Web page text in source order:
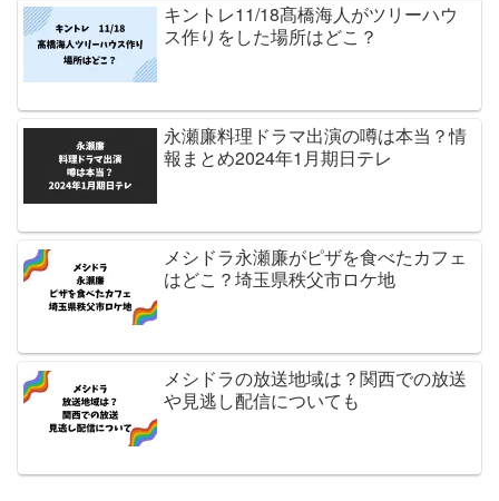
キントレ11/18髙橋海人がツリーハウ
ス作りをした場所はどこ？
永瀬廉料理ドラマ出演の噂は本当？情
報まとめ2024年1月期日テレ
メシドラ永瀬廉がピザを食べたカフェ
はどこ？埼玉県秩父市ロケ地
メシドラの放送地域は？関西での放送
や見逃し配信についても